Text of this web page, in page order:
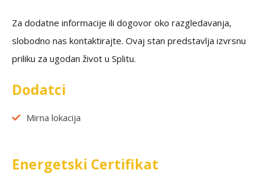
Za dodatne informacije ili dogovor oko razgledavanja,
slobodno nas kontaktirajte. Ovaj stan predstavlja izvrsnu
priliku za ugodan život u Splitu.
Dodatci
Mirna lokacija
Energetski Certifikat